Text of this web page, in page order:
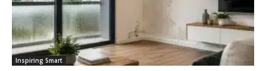
Inspiring Smart